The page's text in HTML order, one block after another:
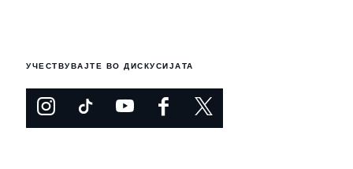
УЧЕСТВУВАЈТЕ ВО ДИСКУСИЈАТА